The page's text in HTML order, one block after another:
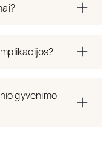
gyvenimo